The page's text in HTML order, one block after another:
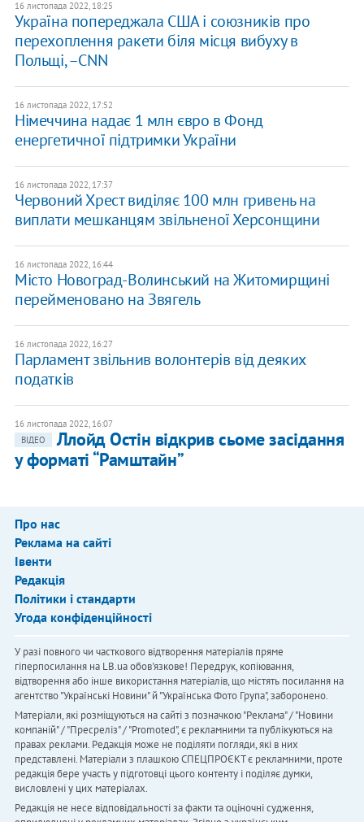
16 листопада 2022, 18:25
​Україна попереджала США і союзників про
перехоплення ракети біля місця вибуху в
Польщі, –CNN
16 листопада 2022, 17:52
Німеччина надає 1 млн євро в Фонд
енергетичної підтримки України
16 листопада 2022, 17:37
Червоний Хрест виділяє 100 млн гривень на
виплати мешканцям звільненої Херсонщини
16 листопада 2022, 16:44
Місто Новоград-Волинський на Житомирщині
перейменовано на Звягель
16 листопада 2022, 16:27
Парламент звільнив волонтерів від деяких
податків
16 листопада 2022, 16:07
ВІДЕО
​Ллойд Остін відкрив сьоме засідання
у форматі “Рамштайн”
Про нас
Реклама на сайті
Івенти
Редакція
Політики і стандарти
Угода конфіденційності
У разі повного чи часткового відтворення матеріалів пряме
гіперпосилання на LB.ua обов'язкове! Передрук, копіювання,
відтворення або інше використання матеріалів, що містять посилання на
агентство "Українськi Новини" й "Українська Фото Група", заборонено.
Матеріали, які розміщуються на сайті з позначкою "Реклама" / "Новини
компаній" / "Пресреліз" / "Promoted", є рекламними та публікуються на
правах реклами. Редакція може не поділяти погляди, які в них
представлені. Матеріали з плашкою СПЕЦПРОЄКТ є рекламними, проте
редакція бере участь у підготовці цього контенту і поділяє думки,
висловлені у цих матеріалах.
Редакція не несе відповідальності за факти та оціночні судження,